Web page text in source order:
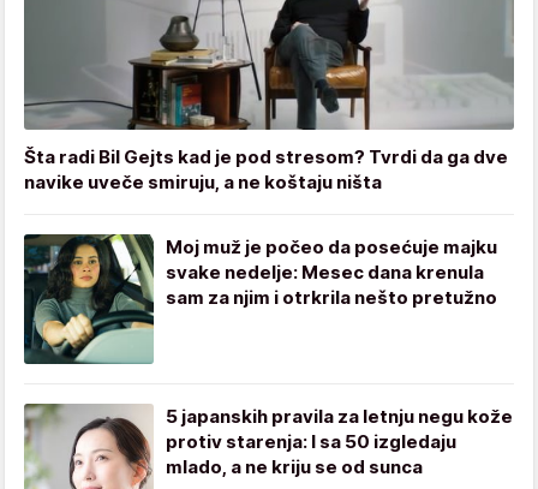
Šta radi Bil Gejts kad je pod stresom? Tvrdi da ga dve
navike uveče smiruju, a ne koštaju ništa
Moj muž je počeo da posećuje majku
svake nedelje: Mesec dana krenula
sam za njim i otrkrila nešto pretužno
5 japanskih pravila za letnju negu kože
protiv starenja: I sa 50 izgledaju
mlado, a ne kriju se od sunca